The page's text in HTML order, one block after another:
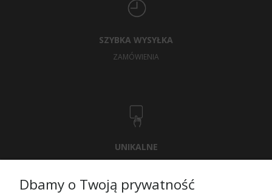
SZYBKA WYSYŁKA
ZAMÓWIENIA
UNIKALNE
Dbamy o Twoją prywatność